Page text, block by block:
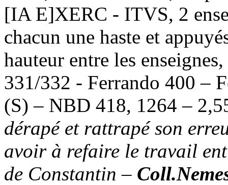
[IA E]XERC - ITVS, 2
chacun une haste et
hauteur entre les
331/332 - Ferrando 400 –
(S) – NBD 418, 1264 –
dérapé et rattrapé son
avoir à refaire le travail
de Constantin –